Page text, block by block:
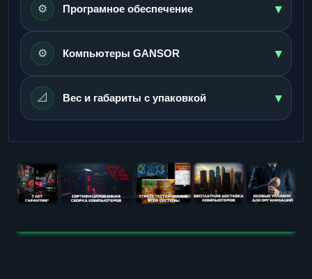
⚙️ Програмное обеспечение ▾
⚙️ Компьютеры GANSOR ▾
📐 Вес и габариты с упаковкой ▾